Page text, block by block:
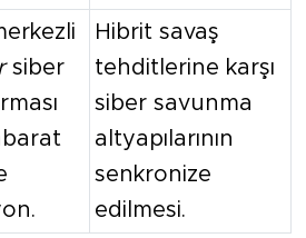
siber
Hibrit savaş
tehditlerine karşı
siber savunma
altyapılarının
senkronize
edilmesi.